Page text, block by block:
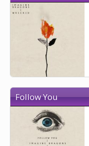
Follow You